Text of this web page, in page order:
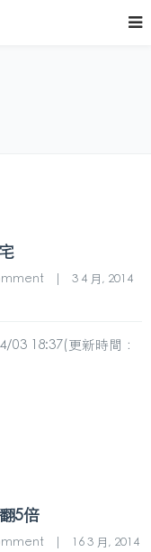
03 18:37(更新時間：
5倍